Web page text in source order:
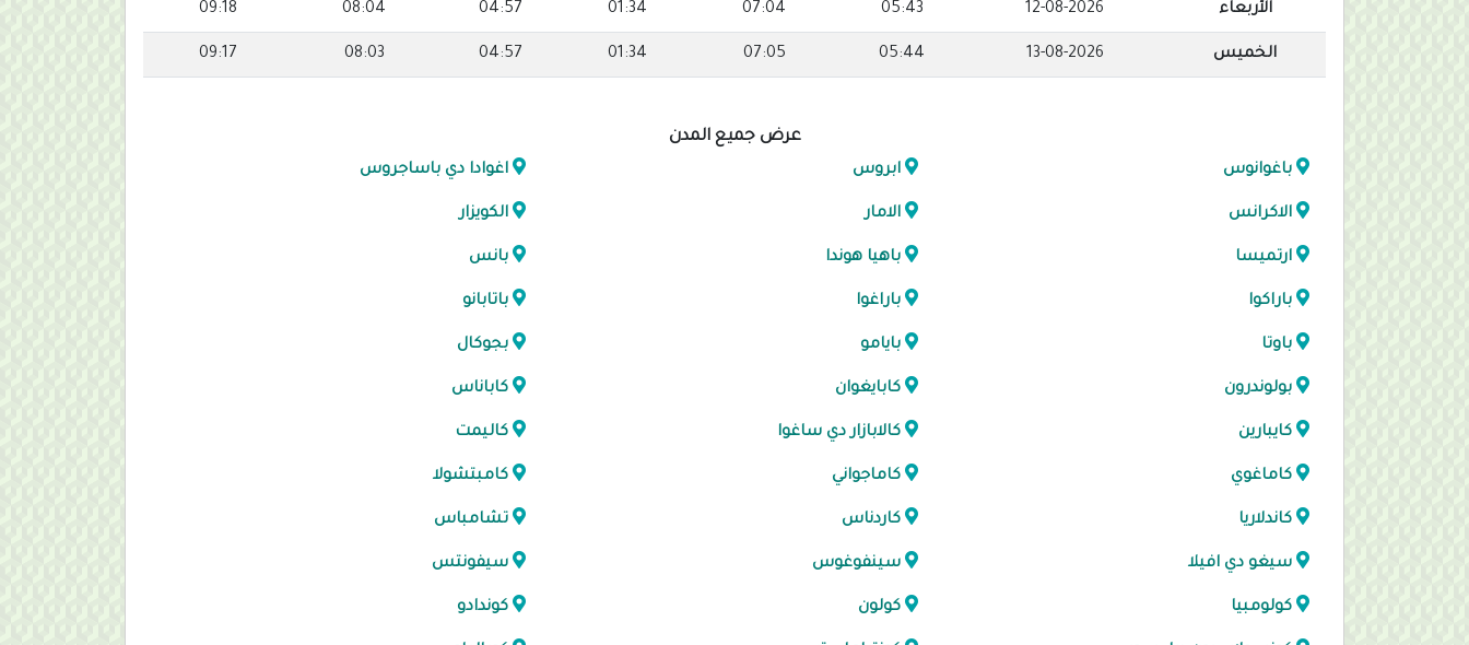
الأربعاء 12-08-2026
05:43
07:04
01:34
04:57
08:04
09:18
الخميس 13-08-2026
05:44
07:05
01:34
04:57
08:03
09:17
عرض جميع المدن
باغوانوس ابروس اغوادا دي باساجروس
الاكرانس الامار الكويزار
ارتميسا باهيا هوندا بانس
باراكوا باراغوا باتابانو
باوتا بايامو بجوكال
بولوندرون كابايغوان كاباناس
كايبارين كالابازار دي ساغوا كاليمت
كاماغوي كاماجواني كامبتشولا
كاندلاريا كاردناس تشامباس
سيغو دي افيلا سينفوغوس سيفونتس
كولومبيا كولون كوندادو